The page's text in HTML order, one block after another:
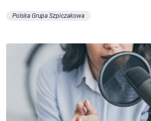
Polska Grupa Szpiczakowa